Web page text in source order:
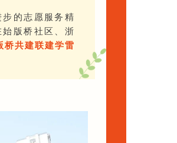
的志愿服务精
版桥社区、浙
桥共建联建学雷